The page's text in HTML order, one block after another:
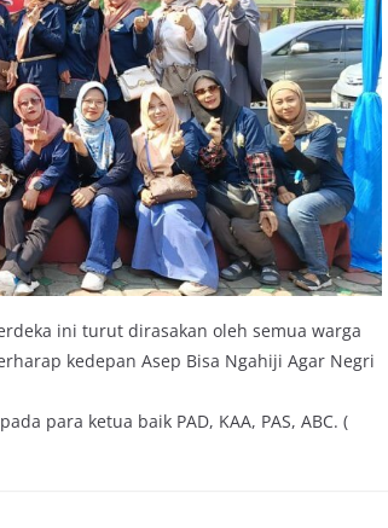
ini turut dirasakan oleh semua warga
kedepan Asep Bisa Ngahiji Agar Negri
para ketua baik PAD, KAA, PAS, ABC. (